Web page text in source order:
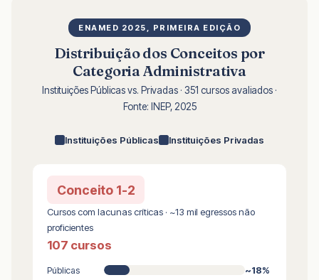
ENAMED 2025, PRIMEIRA EDIÇÃO
Distribuição dos Conceitos por
Categoria Administrativa
Instituições Públicas vs. Privadas · 351 cursos avaliados ·
Fonte: INEP, 2025
Instituições Públicas Instituições Privadas
Conceito 1-2
Cursos com lacunas críticas · ~13 mil egressos não
proficientes
107 cursos
Públicas ~18%